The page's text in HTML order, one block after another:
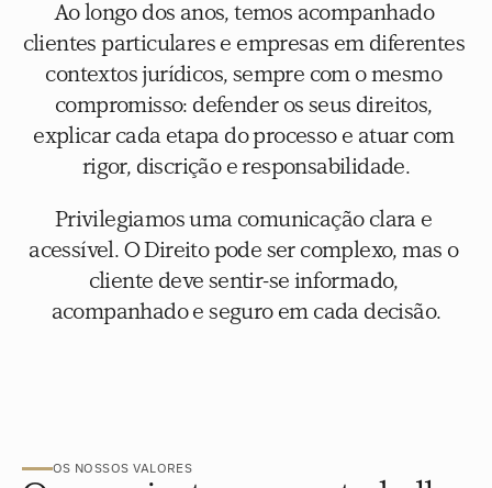
Ao longo dos anos, temos acompanhado
clientes particulares e empresas em diferentes
contextos jurídicos, sempre com o mesmo
compromisso: defender os seus direitos,
explicar cada etapa do processo e atuar com
rigor, discrição e responsabilidade.
Privilegiamos uma comunicação clara e
acessível. O Direito pode ser complexo, mas o
cliente deve sentir-se informado,
acompanhado e seguro em cada decisão.
OS NOSSOS VALORES